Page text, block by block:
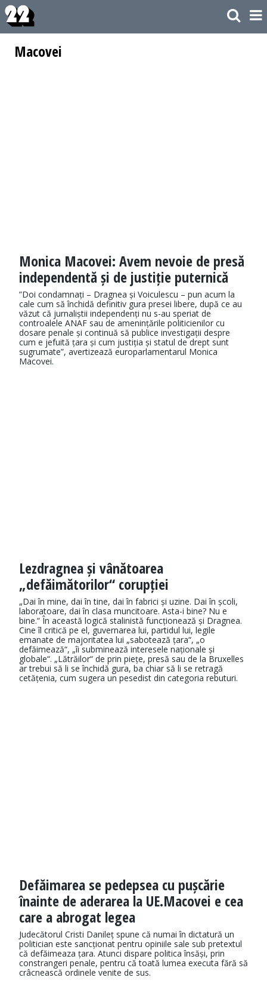
Macovei
Monica Macovei: Avem nevoie de presă
independentă și de justiție puternică
”Doi condamnați – Dragnea și Voiculescu – pun acum la
cale cum să închidă definitiv gura presei libere, după ce au
văzut că jurnaliștii independenți nu s-au speriat de
controalele ANAF sau de amenințările politicienilor cu
dosare penale și continuă să publice investigații despre
cum e jefuită țara și cum justiția și statul de drept sunt
sugrumate”, avertizează europarlamentarul Monica
Macovei.
Lezdragnea și vânătoarea
„defăimătorilor“ corupției
„Dai în mine, dai în tine, dai în fabrici și uzine. Dai în școli,
laboratoare, dai în clasa muncitoare. Asta-i bine? Nu e
bine.“ În această logică stalinistă funcționează și Dragnea.
Cine îl critică pe el, guvernarea lui, partidul lui, legile
emanate de majoritatea lui „sabotează țara“, „o
defăimează“, „îi subminează interesele naționale și
globale“. „Lătrăilor“ de prin piețe, presă sau de la Bruxelles
ar trebui să li se închidă gura, ba chiar să li se retragă
cetățenia, cum sugera un pesedist din categoria rebuturi.
Defăimarea se pedepsea cu pușcărie
înainte de aderarea la UE.Macovei e cea
care a abrogat legea
Judecătorul Cristi Danileț spune că numai în dictatură un
politician este sancționat pentru opiniile sale sub pretextul
că defăimeaza țara. Atunci dispare politica însăși, prin
constrangeri penale, pentru că toată lumea executa fără să
crâcnească ordinele venite de sus.